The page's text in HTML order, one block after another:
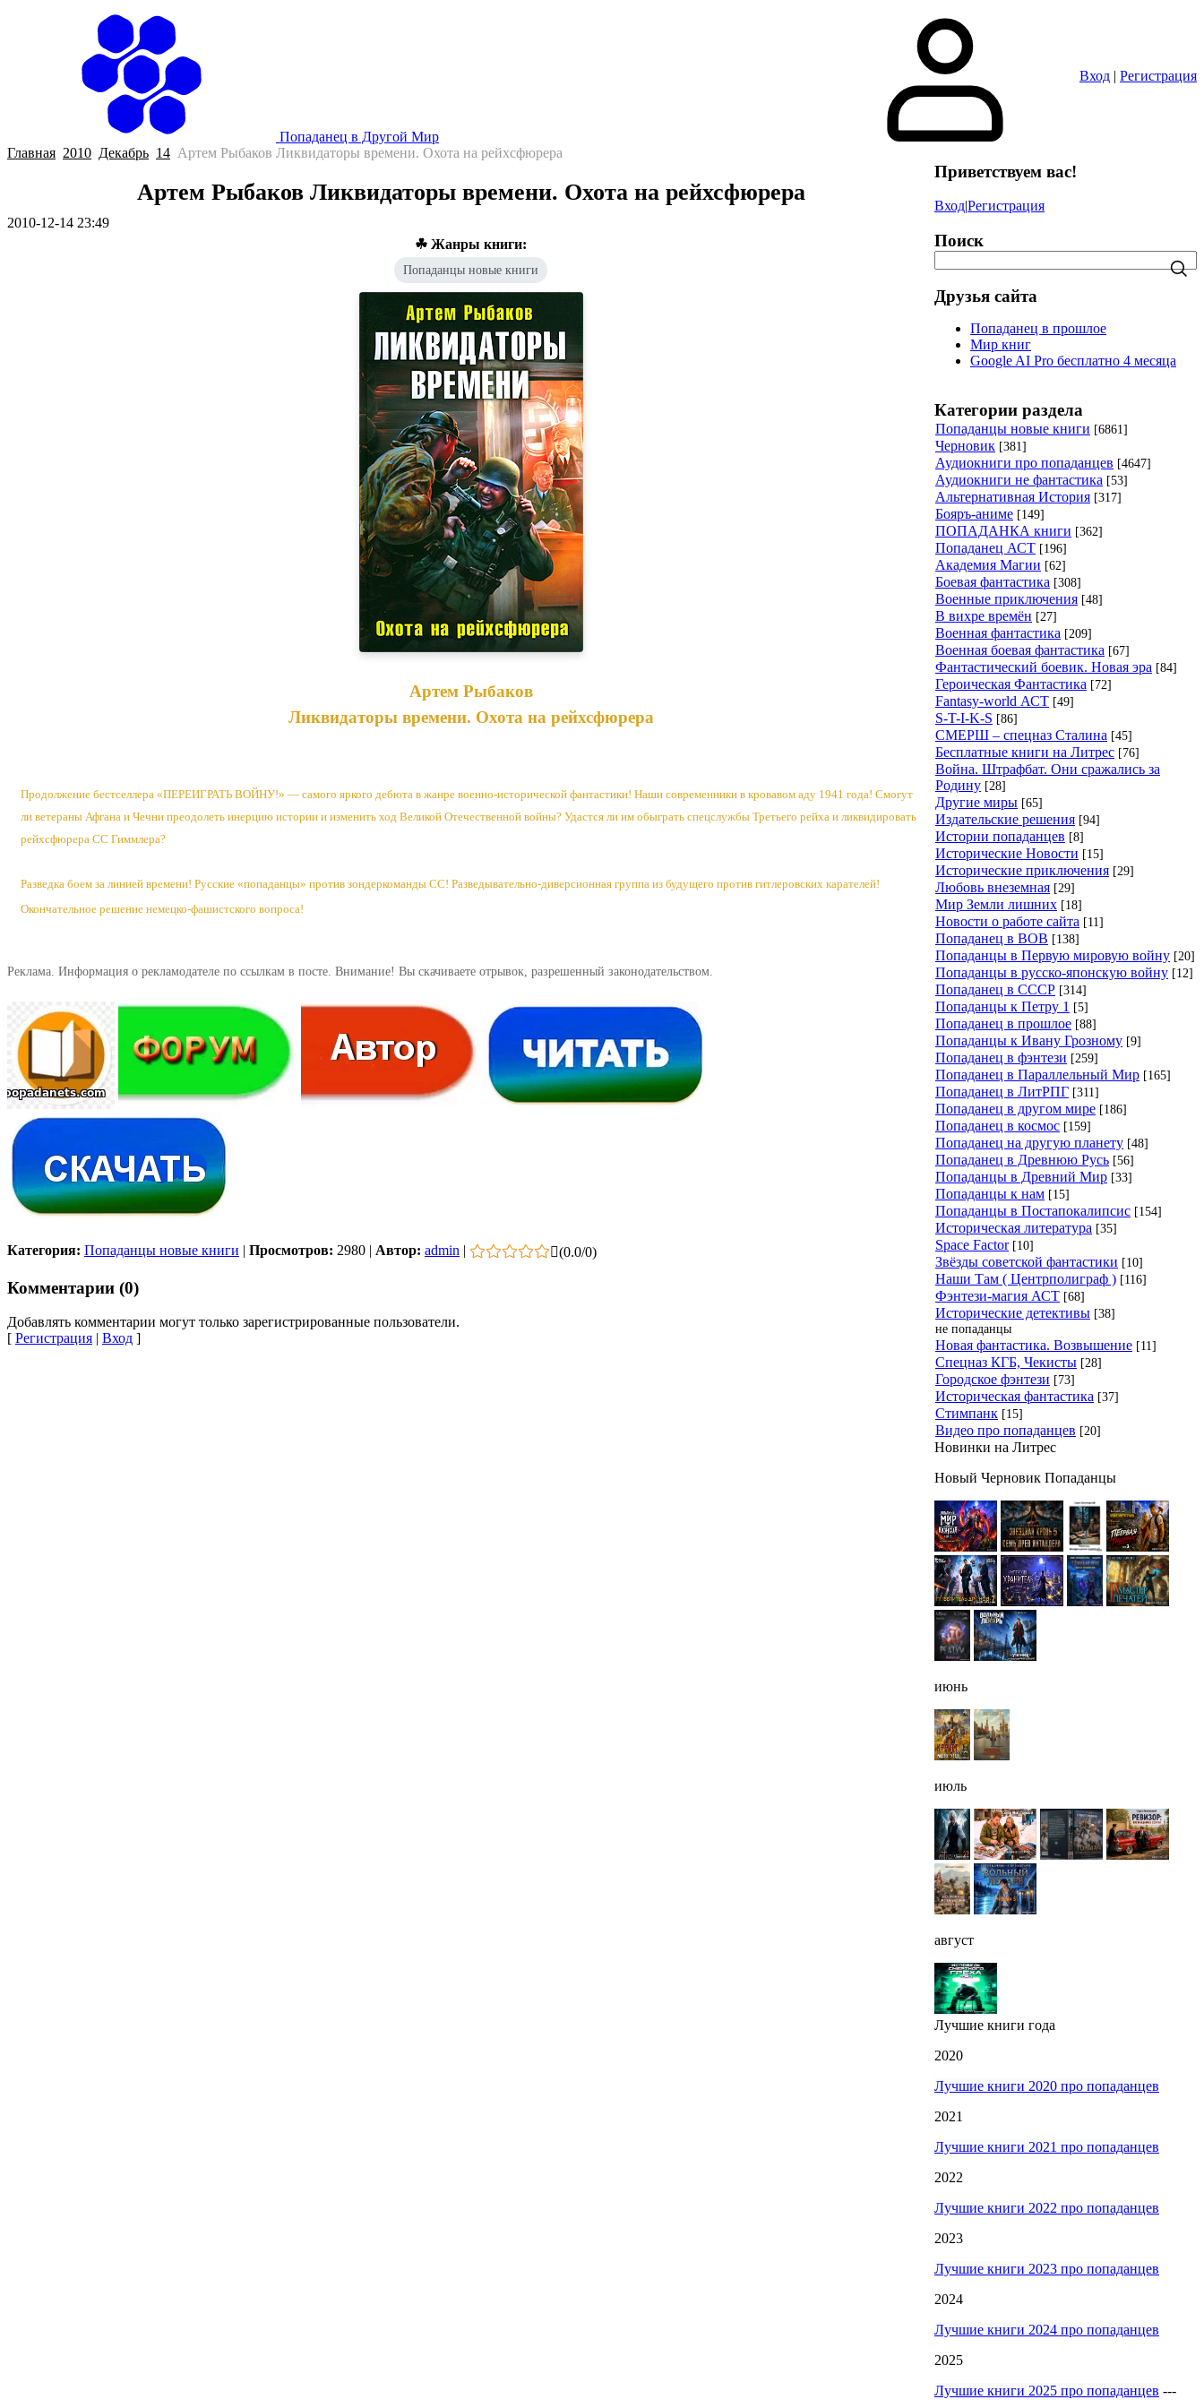
Попаданец в Другой Мир
Вход | Регистрация
Главная 2010 Декабрь 14 Артем Рыбаков Ликвидаторы времени. Охота на рейхсфюрера
Артем Рыбаков Ликвидаторы времени. Охота на рейхсфюрера
2010-12-14 23:49
☘ Жанры книги:
Попаданцы новые книги
Артем Рыбаков
Ликвидаторы времени. Охота на рейхсфюрера
Продолжение бестселлера «ПЕРЕИГРАТЬ ВОЙНУ!» — самого яркого дебюта в жанре военно-исторической фантастики! Наши современники в кровавом аду 1941 года! Смогут
ли ветераны Афгана и Чечни преодолеть инерцию истории и изменить ход Великой Отечественной войны? Удастся ли им обыграть спецслужбы Третьего рейха и ликвидировать
рейхсфюрера CC Гиммлера?
Разведка боем за линией времени! Русские «попаданцы» против зондеркоманды CC! Разведывательно-диверсионная группа из будущего против гитлеровских карателей!
Окончательное решение немецко-фашистского вопроса!
Реклама. Информация о рекламодателе по ссылкам в посте. Внимание! Вы скачиваете отрывок, разрешенный законодательством.
Категория: Попаданцы новые книги | Просмотров: 2980 | Автор: admin | (0.0/0)
Комментарии (0)
Добавлять комментарии могут только зарегистрированные пользователи.
[ Регистрация | Вход ]
Приветствуем вас!
Вход|Регистрация
Поиск
Друзья сайта
Попаданец в прошлое
Мир книг
Google AI Pro бесплатно 4 месяца
Категории раздела
Попаданцы новые книги [6861]
Черновик [381]
Аудиокниги про попаданцев [4647]
Аудиокниги не фантастика [53]
Альтернативная История [317]
Бояръ-аниме [149]
ПОПАДАНКА книги [362]
Попаданец АСТ [196]
Академия Магии [62]
Боевая фантастика [308]
Военные приключения [48]
В вихре времён [27]
Военная фантастика [209]
Военная боевая фантастика [67]
Фантастический боевик. Новая эра [84]
Героическая Фантастика [72]
Fantasy-world АСТ [49]
S-T-I-K-S [86]
СМЕРШ – спецназ Сталина [45]
Бесплатные книги на Литрес [76]
Война. Штрафбат. Они сражались за
Родину [28]
Другие миры [65]
Издательские решения [94]
Истории попаданцев [8]
Исторические Новости [15]
Исторические приключения [29]
Любовь внеземная [29]
Мир Земли лишних [18]
Новости о работе сайта [11]
Попаданец в ВОВ [138]
Попаданцы в Первую мировую войну [20]
Попаданцы в русско-японскую войну [12]
Попаданец в СССР [314]
Попаданцы к Петру 1 [5]
Попаданец в прошлое [88]
Попаданцы к Ивану Грозному [9]
Попаданец в фэнтези [259]
Попаданец в Параллельный Мир [165]
Попаданец в ЛитРПГ [311]
Попаданец в другом мире [186]
Попаданец в космос [159]
Попаданец на другую планету [48]
Попаданец в Древнюю Русь [56]
Попаданцы в Древний Мир [33]
Попаданцы к нам [15]
Попаданцы в Постапокалипсис [154]
Историческая литература [35]
Space Factor [10]
Звёзды советской фантастики [10]
Наши Там ( Центрполиграф ) [116]
Фэнтези-магия АСТ [68]
Исторические детективы [38]
не попаданцы
Новая фантастика. Возвышение [11]
Спецназ КГБ, Чекисты [28]
Городское фэнтези [73]
Историческая фантастика [37]
Стимпанк [15]
Видео про попаданцев [20]
Новинки на Литрес
Новый Черновик Попаданцы
июнь
июль
август
Лучшие книги года
2020
Лучшие книги 2020 про попаданцев
2021
Лучшие книги 2021 про попаданцев
2022
Лучшие книги 2022 про попаданцев
2023
Лучшие книги 2023 про попаданцев
2024
Лучшие книги 2024 про попаданцев
2025
Лучшие книги 2025 про попаданцев ---